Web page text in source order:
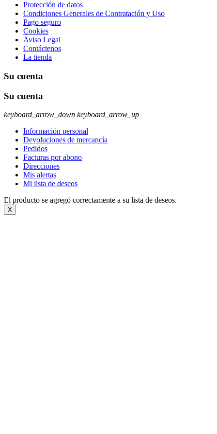
Protección de datos
Condiciones Generales de Contratación y Uso
Pago seguro
Cookies
Aviso Legal
Contáctenos
La tienda
Su cuenta
Su cuenta
keyboard_arrow_down keyboard_arrow_up
Información personal
Devoluciones de mercancía
Pedidos
Facturas por abono
Direcciones
Mis alertas
Mi lista de deseos
El producto se agregó correctamente a su lista de deseos.
X